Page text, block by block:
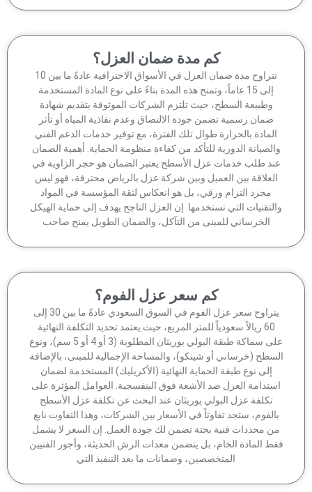
كم مدة ضمان العزل؟
تتراوح مدة ضمان العزل في الأسواق الاحترافية عادةً ما بين 10
إلى 15 عاماً، وتمنح هذه المدة بناءً على نوع المادة المستخدمة
وطبيعة السطح، حيث تلتزم الشركات الموثوقة بتقديم شهادة
ضمان رسمية تضمن جودة الالتصاق وعدم نفاذية المياه أو تأثر
المادة بالحرارة طوال تلك الفترة، مع توفير خدمات الدعم الفني
الدورية للتأكد من كفاءة منظومة الحماية. أهمية الضمان
طلب خدمات عزل الأسطح يعتبر الضمان هو حجر الزاوية في
بين العميل وبين شركة عزل بالرياض محترفة، فهو ليس
مجرد التزام ورقي، بل هو انعكاس لثقة المؤسسة في المواد
التي تستخدمها. إن العزل الناجح يهدف إلى حماية الهيكل
الخرساني للمبنى من التآكل، والضمان الطويل يمنح صاحب
كم سعر عزل الفوم؟
يتراوح سعر عزل الفوم في السوق السعودي عادةً ما بين 30 إلى
60 ريالاً سعودياً للمتر المربع، حيث يعتمد تحديد التكلفة النهائية
على سماكة طبقة البولي يوريثان المطلوبة (3 أو 4 أو 5 سم)، ونوع
(خرساني أو شينكو)، والمساحة الإجمالية للمبنى، بالإضافة
إلى نوع طبقة الحماية النهائية (الأكريليك) المستخدمة لضمان
العزل ضد الأشعة فوق البنفسجية. العوامل المؤثرة على
تكلفة عزل البولي يوريثان عند البحث عن تكلفة عزل الأسطح
ستجد تفاوتاً في الأسعار بين الشركات، وهذا التفاوت نابع
محددات فنية بحتة تضمن لك جودة العمل. إن السعر لا يشمل
المادة الخام، بل يتضمن معدات الرش الحديثة، وأجور الفنيين
المتخصصين، وضمانات ما بعد التنفيذ التي